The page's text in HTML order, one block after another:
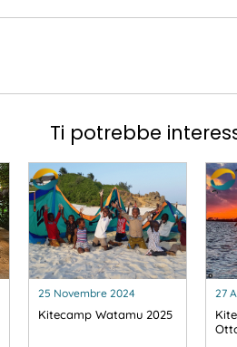
Ti potrebbe
25 Novembre 2024
Kitecamp Watamu 2025
27